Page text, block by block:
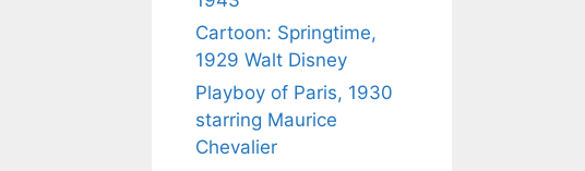
Cartoon: Springtime,
1929 Walt Disney
Playboy of Paris, 1930
starring Maurice
Chevalier